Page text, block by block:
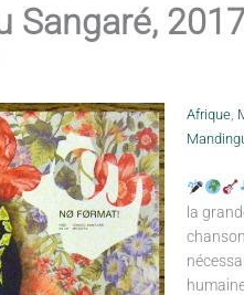
Sangaré,
Afrique,
la